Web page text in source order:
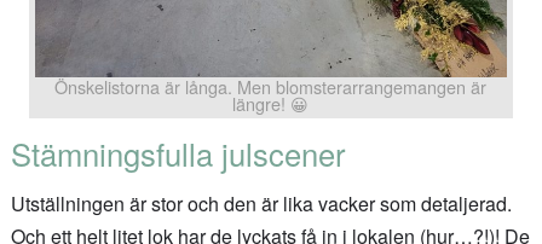
Önskelistorna är långa. Men blomsterarrangemangen är
längre! 😀
Stämningsfulla julscener
Utställningen är stor och den är lika vacker som detaljerad.
Och ett helt litet lok har de lyckats få in i lokalen (hur…?!)! De